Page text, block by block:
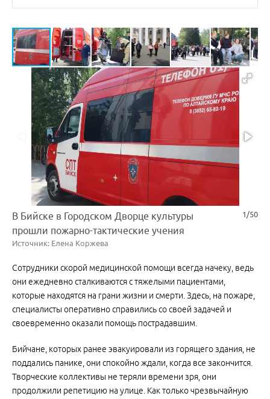
1/50
В Бийске в Городском Дворце культуры
прошли пожарно-тактические учения
Источник: Елена Коржева
Сотрудники скорой медицинской помощи всегда начеку, ведь
они ежедневно сталкиваются с тяжелыми пациентами,
которые находятся на грани жизни и смерти. Здесь, на пожаре,
специалисты оперативно справились со своей задачей и
своевременно оказали помощь пострадавшим.
Бийчане, которых ранее эвакуировали из горящего здания, не
поддались панике, они спокойно ждали, когда все закончится.
Творческие коллективы не теряли времени зря, они
продолжили репетицию на улице. Как только чрезвычайную